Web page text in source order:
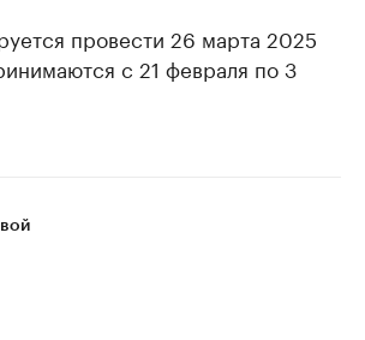
провести 26 марта 2025
с 21 февраля по 3